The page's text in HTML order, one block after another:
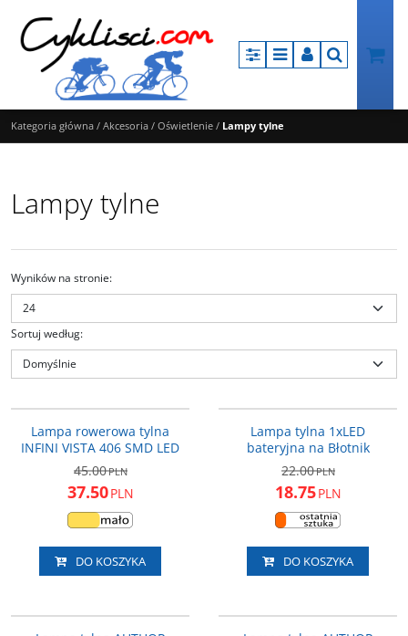
PanelMenuPanelSzukaj
Kategoria główna / Akcesoria / Oświetlenie / Lampy tylne
Lampy tylne
Wyników na stronie:
Sortuj według:
Lampa rowerowa tylna
INFINI VISTA 406 SMD LED
45.00PLN
37.50PLN
DO KOSZYKA
Lampa tylna 1xLED
bateryjna na Błotnik
22.00PLN
18.75PLN
DO KOSZYKA